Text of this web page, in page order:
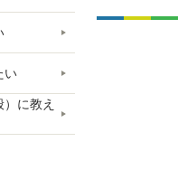
い
に教え